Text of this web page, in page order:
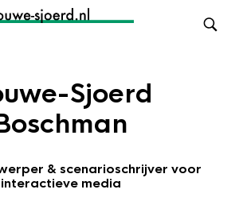
Sjoerd
& scenarioschrijver voor
interactieve media